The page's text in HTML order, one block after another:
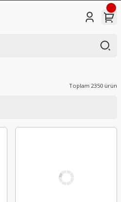
Toplam 2350 ürün